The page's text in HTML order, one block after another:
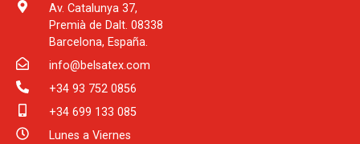
Av. Catalunya 37,
Premià de Dalt. 08338
Barcelona, España.
info@belsatex.com
+34 93 752 0856
+34 699 133 085
Lunes a Viernes